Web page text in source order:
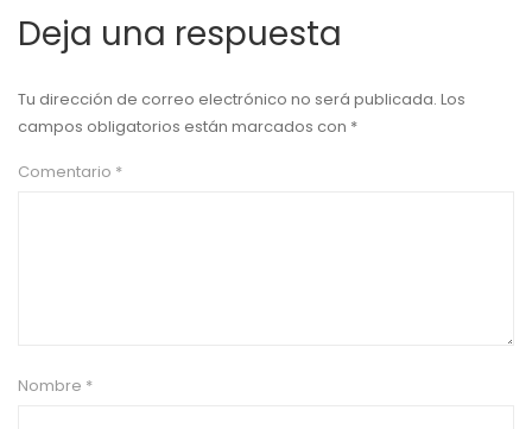
Deja una respuesta
Tu dirección de correo electrónico no será publicada. Los
campos obligatorios están marcados con *
Comentario *
Nombre *